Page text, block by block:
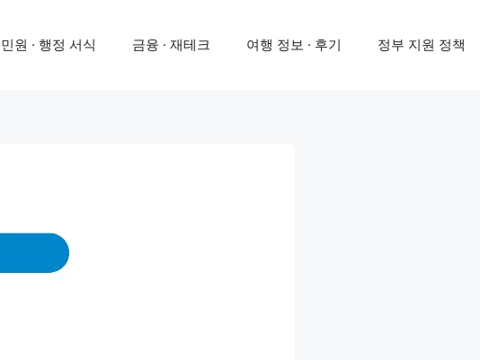
민원 · 행정 서식 금융 · 재테크 여행 정보 · 후기 정부 지원 정책